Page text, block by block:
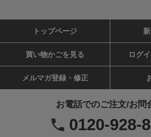
トップページ
買い物かごを見る ログ
メルマガ登録・修正
お電話でのご注文/お問
0120-928-